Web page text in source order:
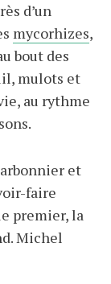
d’un
mycorhizes,
bout des
mulots et
au rythme
et
faire
premier, la
Michel